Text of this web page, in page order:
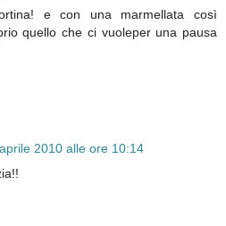
e con una marmellata così
quello che ci vuoleper una pausa
2010 alle ore 10:14